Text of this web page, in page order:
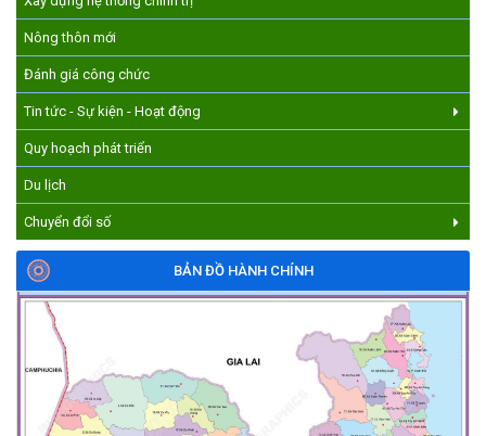
Nông thôn mới
Đánh giá công chức
Tin tức - Sự kiện - Hoạt động
Quy hoạch phát triển
Du lịch
Chuyển đổi số
BẢN ĐỒ HÀNH CHÍNH
DÂN VIỆT NAM!
(17/07/2026)